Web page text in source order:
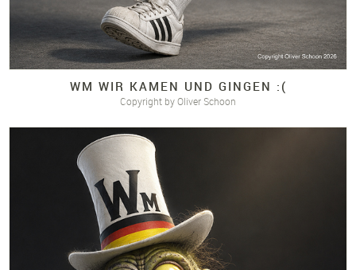
WM WIR KAMEN UND GINGEN :(
Copyright by Oliver Schoon